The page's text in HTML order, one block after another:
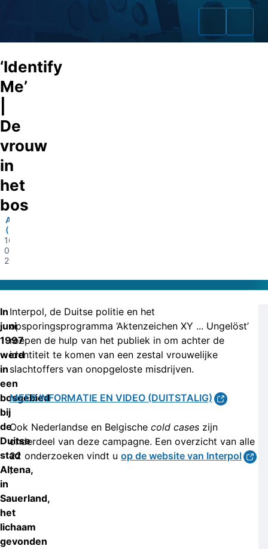
‘Identify
Me’
De
vrouw
in
het
bos
Altena
(Duitsland)
16-
05-
2023
In
juni
1997
werd
in
een
bosgebied
bij
de
Duitse
stad
Altena,
in
Sauerland,
het
lichaam
gevonden
Interpol, de Duitse politie en het
opsporingsprogramma ‘Aktenzeichen XY ... Ungelöst’
roepen de hulp van het publiek in om achter de
identiteit te komen van een zestal vrouwelijke
slachtoffers van onopgeloste misdrijven.
MEER INFORMATIE EN VIDEO (DUITSTALIG)
Ook Nederlandse en Belgische cold cases zijn
onderdeel van deze campagne. Een overzicht van alle
22 onderzoeken vindt u op de website van Interpol
.